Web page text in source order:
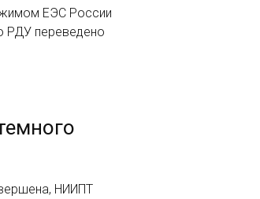
ЕЭС России
РДУ переведено
НИИПТ